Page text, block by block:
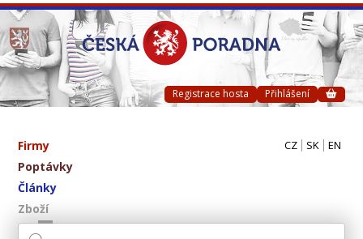
Registrace hosta Přihlášení
Firmy
Poptávky
Články
Zboží
CZ SK EN